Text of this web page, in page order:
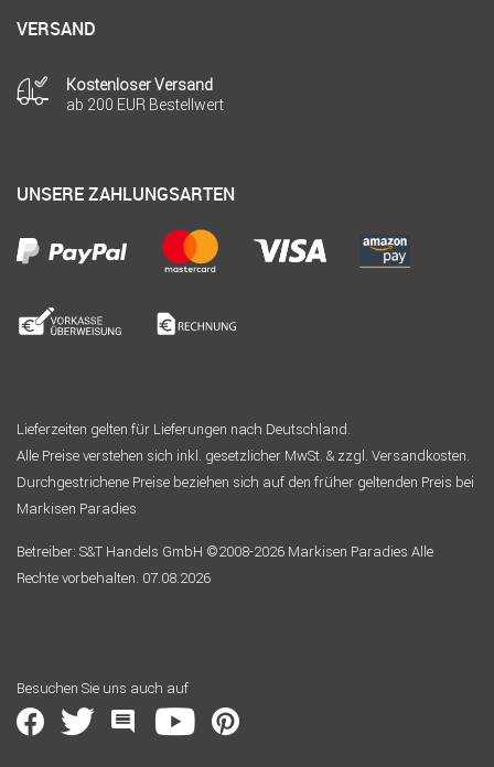
VERSAND
Kostenloser Versand
ab 200 EUR Bestellwert
UNSERE ZAHLUNGSARTEN
Lieferzeiten gelten für Lieferungen nach Deutschland.
Alle Preise verstehen sich inkl. gesetzlicher MwSt. & zzgl. Versandkosten.
Durchgestrichene Preise beziehen sich auf den früher geltenden Preis bei
Markisen Paradies
Betreiber: S&T Handels GmbH ©2008-2026 Markisen Paradies Alle
Rechte vorbehalten. 07.08.2026
Besuchen Sie uns auch auf